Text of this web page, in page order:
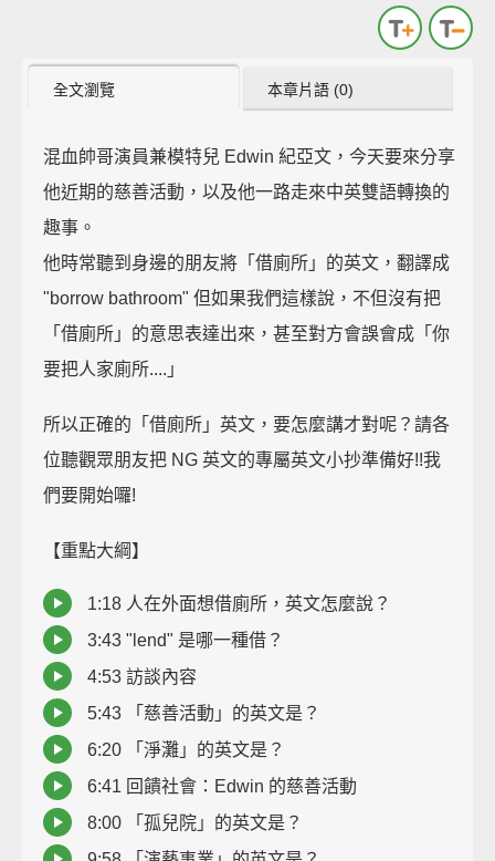
全文瀏覽 本章片語 (0)
混血帥哥演員兼模特兒 Edwin 紀亞文，今天要來分享
他近期的慈善活動，以及他一路走來中英雙語轉換的
趣事。
他時常聽到身邊的朋友將「借廁所」的英文，翻譯成
"borrow bathroom" 但如果我們這樣說，不但沒有把
「借廁所」的意思表達出來，甚至對方會誤會成「你
要把人家廁所....」
所以正確的「借廁所」英文，要怎麼講才對呢？請各
位聽觀眾朋友把 NG 英文的專屬英文小抄準備好!!我
們要開始囉!
【重點大綱】
1:18 人在外面想借廁所，英文怎麼說？
3:43 "lend" 是哪一種借？
4:53 訪談內容
5:43 「慈善活動」的英文是？
6:20 「淨灘」的英文是？
6:41 回饋社會：Edwin 的慈善活動
8:00 「孤兒院」的英文是？